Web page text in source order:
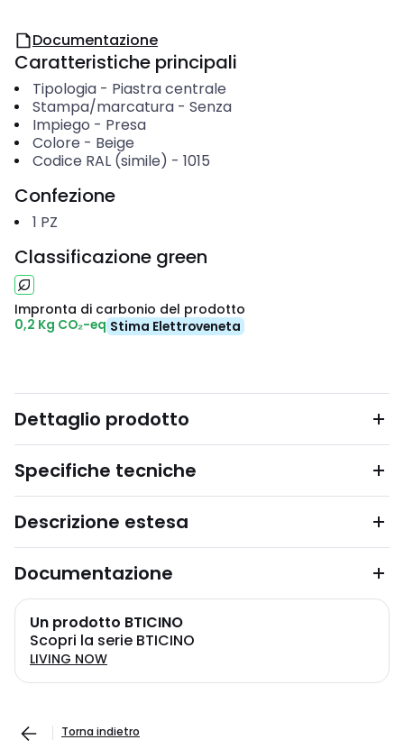
Documentazione
Caratteristiche principali
Tipologia- Piastra centrale
Stampa/marcatura- Senza
Impiego - Presa
Colore - Beige
Codice RAL (simile) - 1015
Confezione
1 PZ
Classificazione green
Impronta di carbonio del prodotto
0,2 Kg CO₂-eq Stima Elettroveneta
Dettaglio prodotto
Specifiche tecniche
Descrizione estesa
Documentazione
Un prodotto BTICINO
Scopri la serie BTICINO
LIVING NOW
Torna indietro